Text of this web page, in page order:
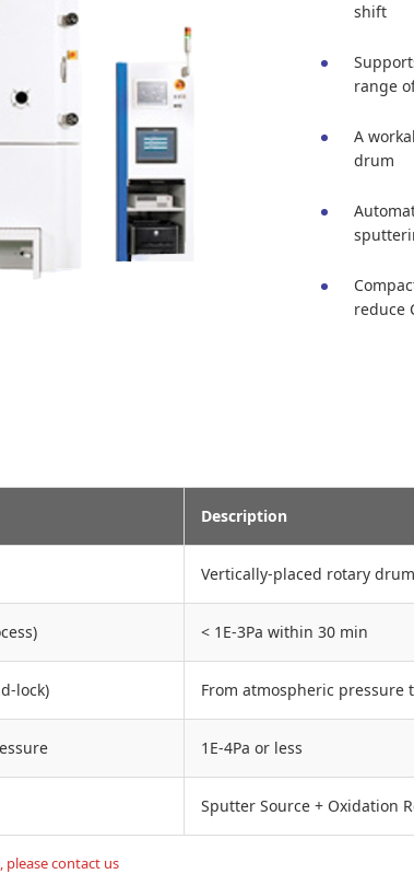
shift
range
A
drum
reduce
Description
Vertically-placed rotary drum
< 1E-3Pa within 30 min
lock) From atmospheric pressure
1E-4Pa or less
Sputter Source + Oxidation
contact us